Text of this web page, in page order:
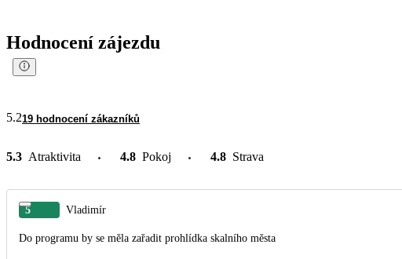
Hodnocení zájezdu
5.219 hodnocení zákazníků
5.3 Atraktivita 4.8 Pokoj 4.8 Strava
5 Vladimír
Do programu by se měla zařadit prohlídka skalního města